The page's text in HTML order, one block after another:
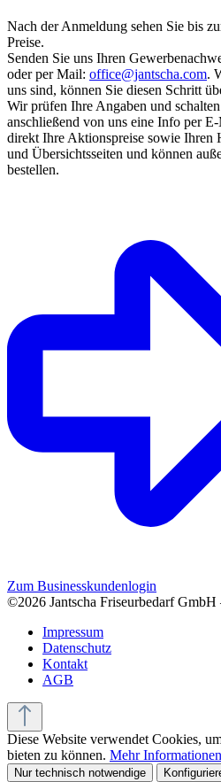
Nach der Anmeldung sehen Sie bis
Preise.
Senden Sie uns Ihren
oder per Mail: office@jantscha.com.
uns sind, können Sie diesen Schritt
Wir prüfen Ihre Angaben und
anschließend von uns eine Info per
direkt Ihre Aktionspreise sowie Ihren
und Übersichtsseiten und können
bestellen.
Zum Businesskundenlogin
©2026 Jantscha Friseurbedarf
Impressum
Datenschutz
Kontakt
AGB
Diese Website verwendet Cookies,
bieten zu können. Mehr
Nur technisch notwendige